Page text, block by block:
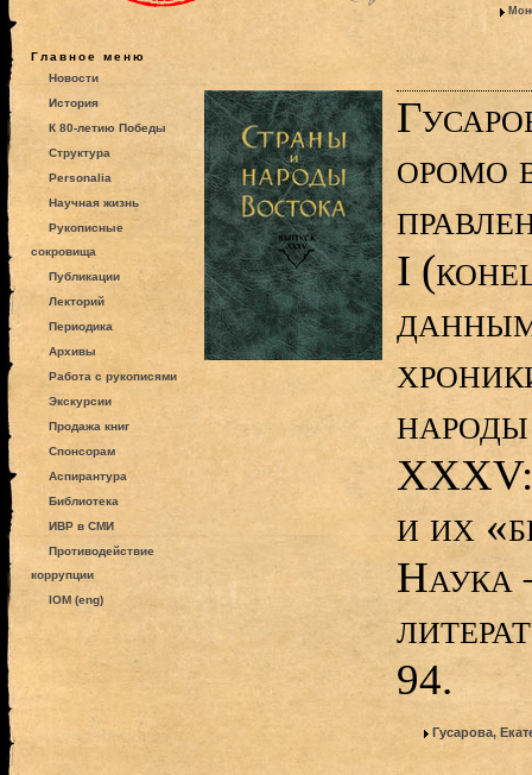
Главное меню
Новости
История
К 80-летию Победы
Структура
Personalia
Научная жизнь
Рукописные
сокровища
Публикации
Лекторий
Периодика
Архивы
Работа с рукописями
Экскурсии
Продажа книг
Спонсорам
Аспирантура
Библиотека
ИВР в СМИ
Противодействие
коррупции
IOM (eng)
оромо
I
XXXV:
и их
Наука
94.
Гусарова,